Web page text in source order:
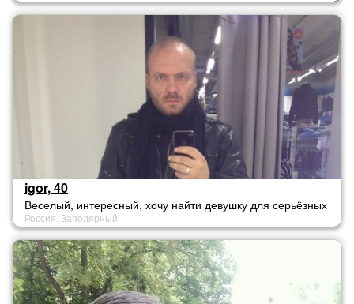
igor, 40
Веселый, интересный, хочу найти девушку для серьёзных
отношений!
Россия, Заполярный